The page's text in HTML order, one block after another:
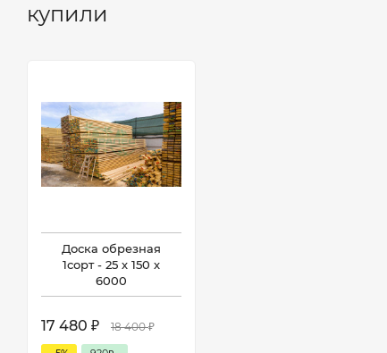
купили
Доска обрезная
1сорт - 25 х 150 х
6000
17 480 ₽ 18 400₽